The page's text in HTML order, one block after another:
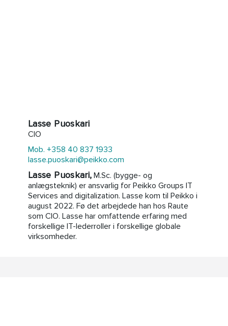
Lasse Puoskari
CIO
Mob. +358 40 837 1933
lasse.puoskari@peikko.com
Lasse Puoskari, M.Sc. (bygge- og
anlægsteknik) er ansvarlig for Peikko Groups IT
Services and digitalization. Lasse kom til Peikko i
august 2022. Fø det arbejdede han hos Raute
som CIO. Lasse har omfattende erfaring med
forskellige IT-lederroller i forskellige globale
virksomheder.